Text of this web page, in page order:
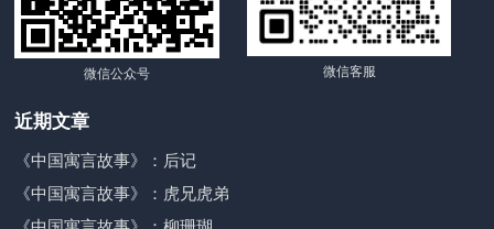
微信公众号 微信客服
近期文章
《中国寓言故事》：后记
《中国寓言故事》：虎兄虎弟